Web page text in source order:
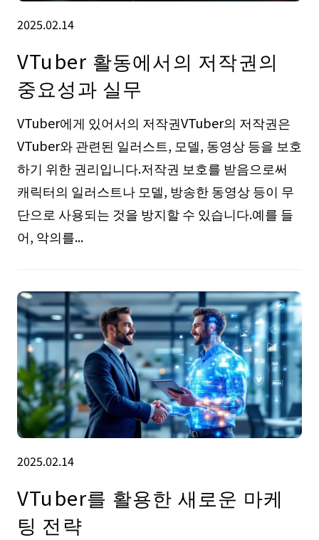
2025.02.14
VTuber 활동에서의 저작권의
중요성과 실무
VTuber에게 있어서의 저작권VTuber의 저작권은
VTuber와 관련된 일러스트, 모델, 동영상 등을 보호
하기 위한 권리입니다.저작권 보호를 받음으로써
캐릭터의 일러스트나 모델, 방송한 동영상 등이 무
단으로 사용되는 것을 방지할 수 있습니다.예를 들
어, 악의를...
2025.02.14
VTuber를 활용한 새로운 마케
팅 전략